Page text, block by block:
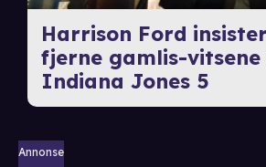
Harrison Ford
fjerne gamlis-
Indiana Jones 5
Annonse